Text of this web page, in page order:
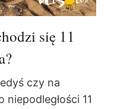
się 11
czy na
11